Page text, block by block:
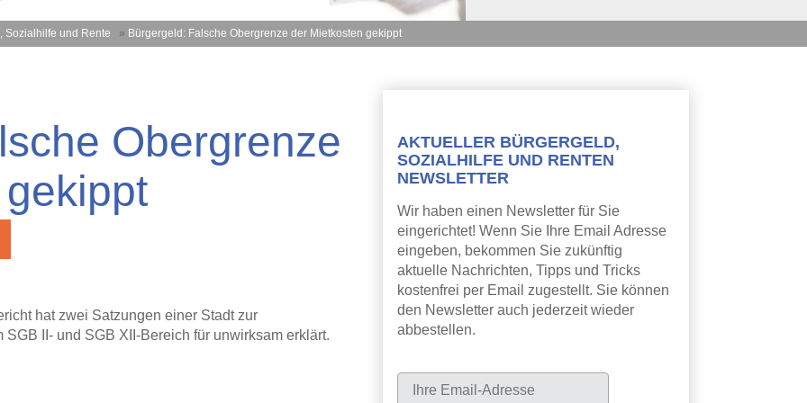
Sozialhilfe und Rente » Bürgergeld: Falsche Obergrenze der Mietkosten gekippt
Obergrenze
hat zwei Satzungen einer Stadt zur
SGB II- und SGB XII-Bereich für unwirksam erklärt.
AKTUELLER BÜRGERGELD,
SOZIALHILFE UND RENTEN
NEWSLETTER
Wir haben einen Newsletter für Sie
eingerichtet! Wenn Sie Ihre Email Adresse
eingeben, bekommen Sie zukünftig
aktuelle Nachrichten, Tipps und Tricks
kostenfrei per Email zugestellt. Sie können
den Newsletter auch jederzeit wieder
abbestellen.